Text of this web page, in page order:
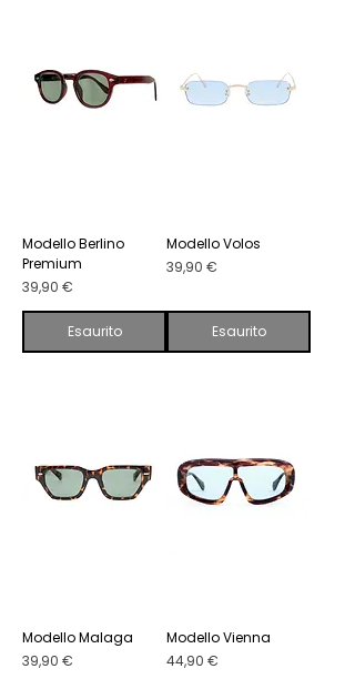
Modello Berlino
Premium
Prezzo
39,90 €
Esaurito
Modello Volos
Prezzo
39,90 €
Esaurito
Modello Malaga
Prezzo
39,90 €
Modello Vienna
Prezzo
44,90 €